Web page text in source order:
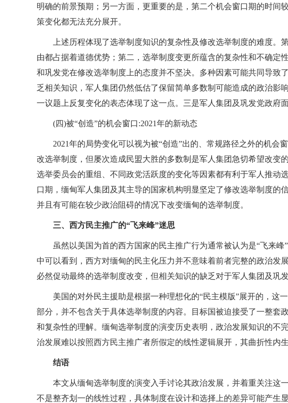
明确的前景预期；另一方面，更重要的是，第二个机会窗口期的时间
策变化都无法充分展开。
上述历程体现了选举制度知识的复杂性及修改选举制度的难度
由都占据着道德优势；第二，选举制度变更所蕴含的复杂性和不确定
和巩发党在修改选举制度上的态度并不坚决。多种因素可能共同导致
乏相关知识，军人集团仍然低估了保留简单多数制可能造成的政治影
一议题上反复变化的表态体现了这一点。三是军人集团及巩发党政府
(四)被“创造”的机会窗口:2021年的新动态
2021年的局势变化可以视为被“创造”出的、常规路径之外的机会
改选举制度，但屡次造成民盟大胜的多数制是军人集团急切希望改变
选举委员会的重组、不同政党活跃度的变化等因素都有利于军人推动
口期，缅甸军人集团及其主导的国家机构明显坚定了修改选举制度的
并且有可能在较少政治阻碍的情况下改变缅甸的选举制度。
三、西方民主推广的“飞来峰”迷思
虽然以美国为首的西方国家的民主推广行为通常被认为是“飞来
中可以看到，西方对缅甸的民主化压力并不意味着前者完整的政治发
必然促动最终的选举制度改变，但相关知识的缺乏对于军人集团及巩
美国的对外民主援助是根据一种理想化的“民主模版”展开的，这
部分，并不包含关于具体选举制度的内容。目标国被迫接受了一整套
和复杂性的理解。缅甸选举制度的演变历史表明，政治发展知识的不
治发展难以按照西方民主推广者所假定的线性逻辑展开，其曲折性内
结语
本文从缅甸选举制度的演变入手讨论其政治发展，并着重关注这
不是整齐划一的线性过程，具体制度在设计和选择上的差异可能产生